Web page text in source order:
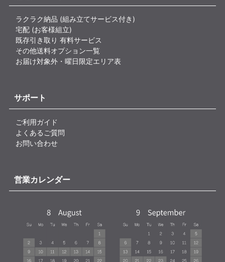
ラクラク納品 (組み立てサービス付き)
宅配 (お客様組立)
既存引き取り 有料サービス
その他送料オプション一覧
お届け対象外・曜日限定エリア表
サポート
ご利用ガイド
よくあるご質問
お問い合わせ
営業カレンダー